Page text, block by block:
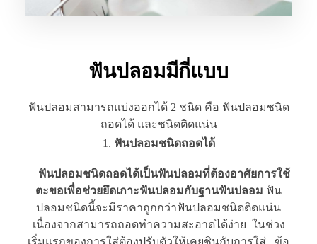
ฟันปลอมมีกี่แบบ
ฟันปลอมสามารถแบ่งออกได้ 2 ชนิด คือ ฟันปลอมชนิด
ถอดได้ และชนิดติดแน่น
ฟันปลอมชนิดถอดได้
ฟันปลอมชนิดถอดได้เป็นฟันปลอมที่ต้องอาศัยการใช้
ตะขอเพื่อช่วยยึดเกาะฟันปลอมกับฐานฟันปลอม ฟัน
ปลอมชนิดนี้จะมีราคาถูกกว่าฟันปลอมชนิดติดแน่น
เนื่องจากสามารถถอดทำความสะอาดได้ง่าย ในช่วง
เริ่มแรกของการใส่ต้องปรับตัวให้เคยชินกับการใส่ ข้อ